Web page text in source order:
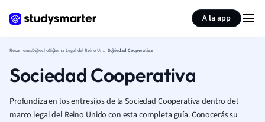
A la app
ResumenesDerecho Sistema Legal del Reino UnidoSociedad Cooperativa
Sociedad Cooperativa
Profundiza en los entresijos de la Sociedad Cooperativa dentro del
marco legal del Reino Unido con esta completa guía. Conocerás su
Resumir página